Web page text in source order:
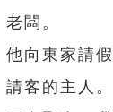
闆。
他向東家請
客的主人。